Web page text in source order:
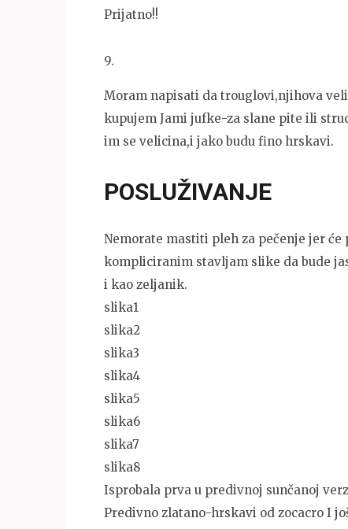
Prijatno!!
9.
Moram napisati da trouglovi,njihova
kupujem Jami jufke-za slane pite ili
im se velicina,i jako budu fino hrskavi.
POSLUŽIVANJE
Nemorate mastiti pleh za pečenje jer
kompliciranim stavljam slike da bude
i kao zeljanik.
slika1
slika2
slika3
slika4
slika5
slika6
slika7
slika8
Isprobala prva u predivnoj sunčanoj
Predivno zlatano-hrskavi od zocacro I